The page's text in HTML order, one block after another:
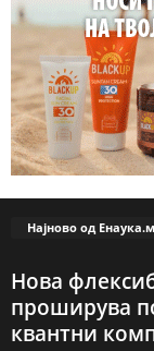
Најново од
Нова
проширува
квантни